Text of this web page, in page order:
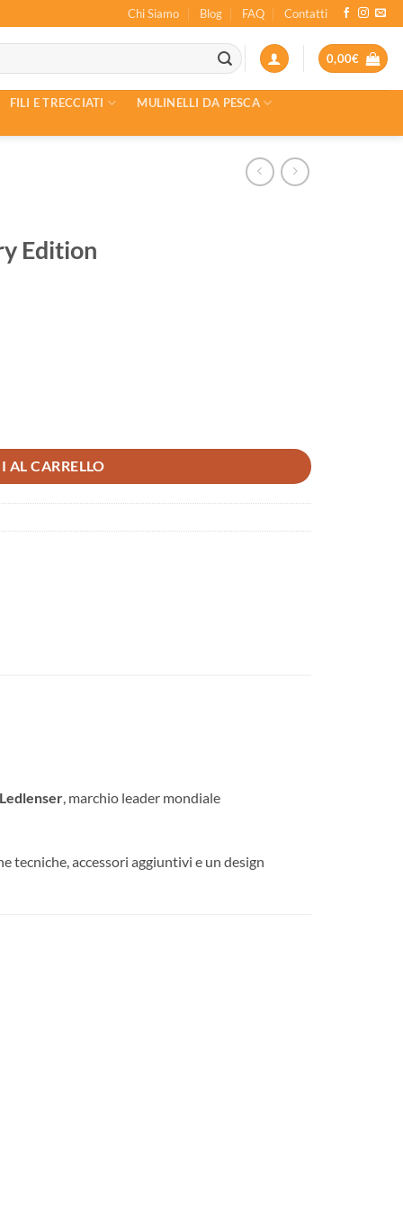
Chi Siamo Blog FAQ Contatti
0,00€
FILI E TRECCIATI
MULINELLI DA PESCA
Edition
AL CARRELLO
Ledlenser, marchio leader mondiale
tecniche, accessori aggiuntivi e un design